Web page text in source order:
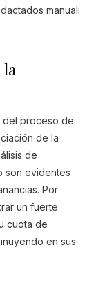
la
del proceso de
de la
de
son evidentes
Por
un fuerte
cuota de
en sus